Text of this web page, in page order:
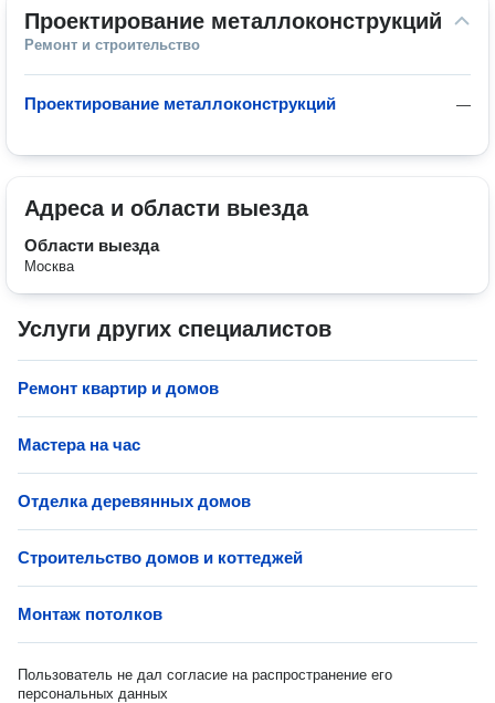
Проектирование металлоконструкций
Ремонт и строительство
—
Проектирование металлоконструкций
Адреса и области выезда
Области выезда
Москва
Услуги других специалистов
Ремонт квартир и домов
Мастера на час
Отделка деревянных домов
Строительство домов и коттеджей
Монтаж потолков
Пользователь не дал согласие на распространение его
персональных данных